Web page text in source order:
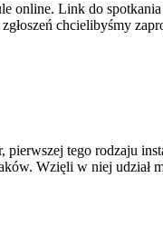
online. Link do
chcielibyśmy
tego rodzaju
Wzięli w niej udział